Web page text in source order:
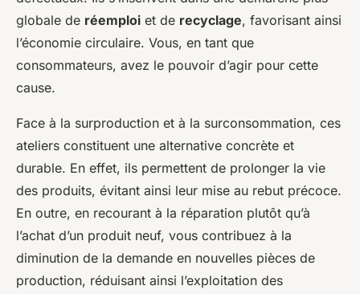
globale de réemploi et de recyclage, favorisant ainsi
l’économie circulaire. Vous, en tant que
consommateurs, avez le pouvoir d’agir pour cette
cause.
Face à la surproduction et à la surconsommation, ces
ateliers constituent une alternative concrète et
durable. En effet, ils permettent de prolonger la vie
des produits, évitant ainsi leur mise au rebut précoce.
En outre, en recourant à la réparation plutôt qu’à
l’achat d’un produit neuf, vous contribuez à la
diminution de la demande en nouvelles pièces de
production, réduisant ainsi l’exploitation des